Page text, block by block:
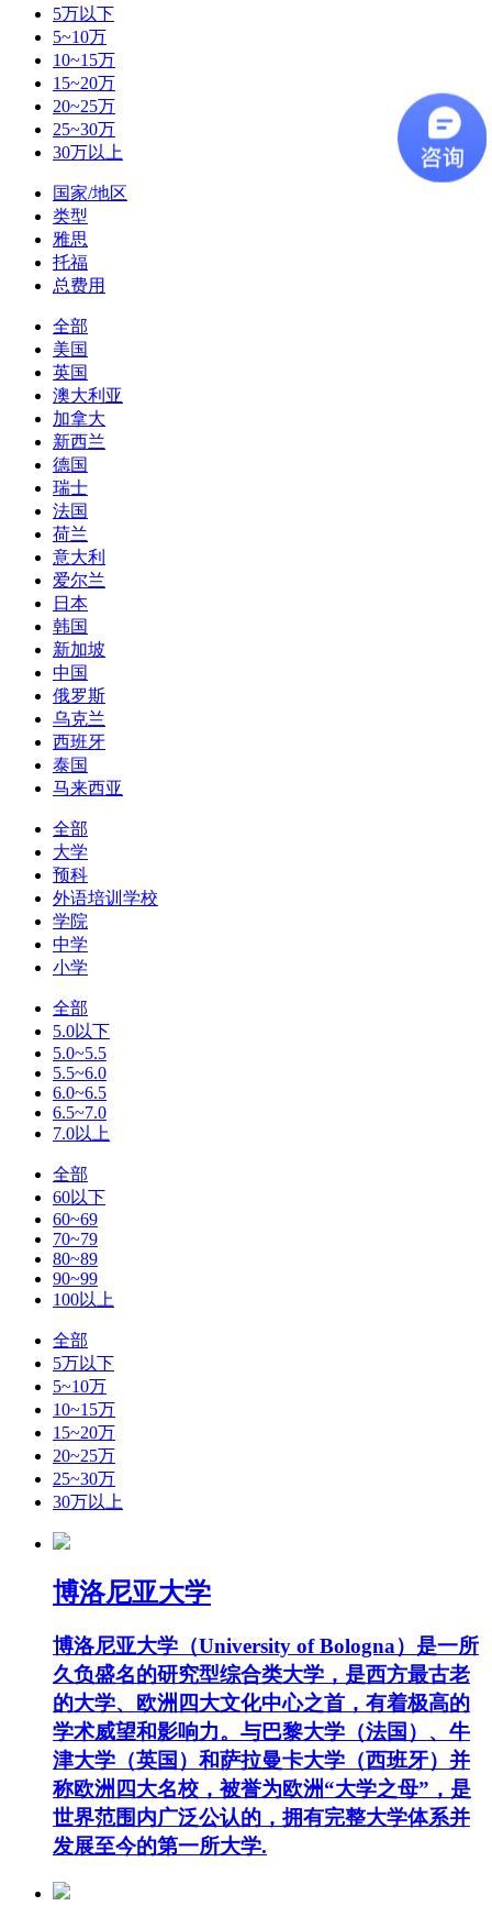
5万以下
5~10万
10~15万
15~20万
20~25万
25~30万
30万以上
国家/地区
类型
雅思
托福
总费用
全部
美国
英国
澳大利亚
加拿大
新西兰
德国
瑞士
法国
荷兰
意大利
爱尔兰
日本
韩国
新加坡
中国
俄罗斯
乌克兰
西班牙
泰国
马来西亚
全部
大学
预科
外语培训学校
学院
中学
小学
全部
5.0以下
5.0~5.5
5.5~6.0
6.0~6.5
6.5~7.0
7.0以上
全部
60以下
60~69
70~79
80~89
90~99
100以上
全部
5万以下
5~10万
10~15万
15~20万
20~25万
25~30万
30万以上
博洛尼亚大学
博洛尼亚大学（University of Bologna）是一所
久负盛名的研究型综合类大学，是西方最古老
的大学、欧洲四大文化中心之首，有着极高的
学术威望和影响力。与巴黎大学（法国）、牛
津大学（英国）和萨拉曼卡大学（西班牙）并
称欧洲四大名校，被誉为欧洲“大学之母”，是
世界范围内广泛公认的，拥有完整大学体系并
发展至今的第一所大学.